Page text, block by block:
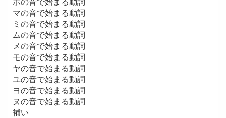
マの音で始まる動詞
ミの音で始まる動詞
ムの音で始まる動詞
メの音で始まる動詞
モの音で始まる動詞
ヤの音で始まる動詞
ユの音で始まる動詞
ヨの音で始まる動詞
ヌの音で始まる動詞
補い